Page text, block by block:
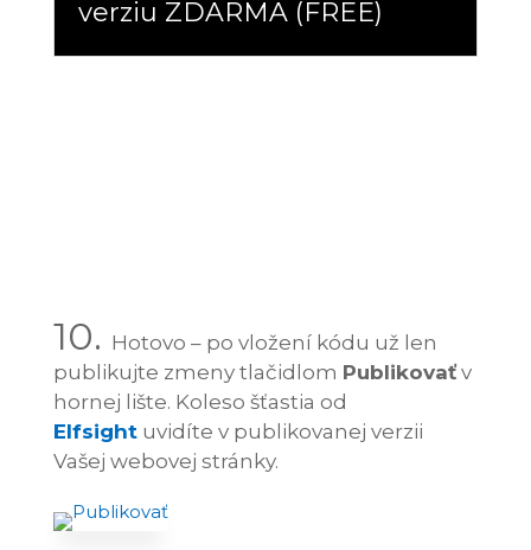
verziu ZDARMA (FREE)
10. Hotovo – po vložení kódu už len
publikujte zmeny tlačidlom Publikovaťv
hornej lište. Koleso šťastia od
Elfsightuvidíte v publikovanej verzii
Vašej webovej stránky.